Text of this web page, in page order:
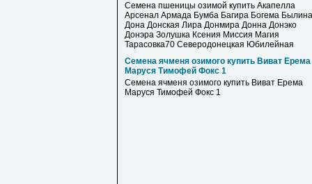
Семена пшеницы озимой купить Акапелла
Арсенал Армада Бумба Багира Богема Былина
Дона Донская Лира Донмира Донна Донэко
Донэра Золушка Ксения Миссия Магия
Тарасовка70 Северодонецкая Юбилейная
Семена ячменя озимого купить Виват Ерема
Маруся Тимофей Фокс 1
Семена ячменя озимого купить Виват Ерема
Маруся Тимофей Фокс 1